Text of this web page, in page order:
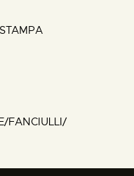
FANCIULLI/